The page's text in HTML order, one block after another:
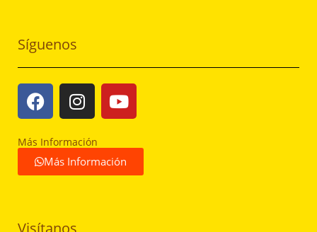
Síguenos
Más Información
Más Información